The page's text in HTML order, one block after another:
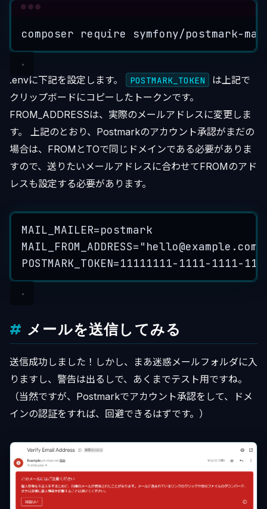
composer require symfony/postmark-
.envに下記を設定します。 POSTMARK_TOKEN
は上記で
クリップボードにコピーしたトークンです。
FROM_ADDRESSは、実際のメールアドレスに変更しま
す。 上記のとおり、Postmarkのアカウント承認がまだの
場合は、FROMとTOで同じドメインである必要がありま
すので、送りたいメールアドレスに合わせてFROMのアド
レスも設定する必要があります。
MAIL_MAILER=postmark
MAIL_FROM_ADDRESS=" hello@example.com
POSTMARK_TOKEN=11111111-1111-1111-
メールを送信してみる
送信成功しました！しかし、まあ迷惑メールフォルダに入
りますし、警告は出るしで、あくまでテスト用ですね。
（当然ですが、Postmarkでアカウント承認をして、ドメ
インの認証をすれば、回避できるはずです。）